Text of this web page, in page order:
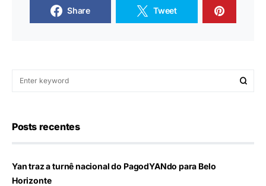
Share Tweet
Posts recentes
Yan traz a turnê nacional do PagodYANdo para Belo
Horizonte